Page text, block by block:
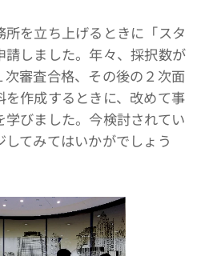
を立ち上げるときに「スタ
しました。年々、採択数が
審査合格、その後の２次面
作成するときに、改めて事
びました。今検討されてい
てみてはいかがでしょう